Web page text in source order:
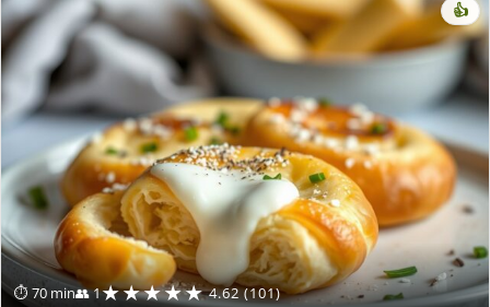
⏱ 70 min👥 1★★★★★ 4.62 (101)
👍